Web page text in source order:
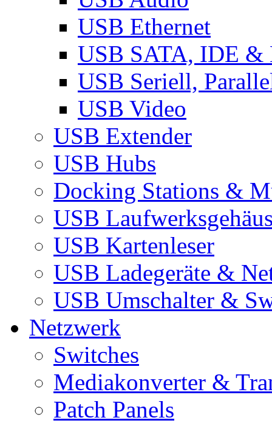
USB Ethernet
USB SATA, IDE &
USB Seriell,
USB Video
USB Extender
USB Hubs
Docking Stations &
USB
USB Kartenleser
USB Ladegeräte &
USB Umschalter &
Netzwerk
Switches
Mediakonverter &
Patch Panels